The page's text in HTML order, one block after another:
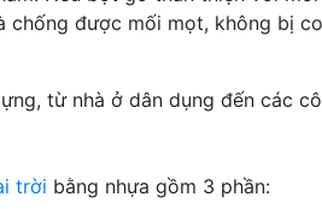
được mối mọt, không bị
từ nhà ở dân dụng đến các
trời bằng nhựa gồm 3 phần: